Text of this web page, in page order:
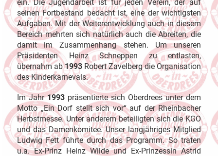
ein. Die Jugendarbeit ist für jeden Verein, der auf
seinen Fortbestand bedacht ist, eine der wichtigsten
Aufgaben. Mit der Weiterentwicklung auch in diesem
Bereich mehrten sich natürlich auch die Abreiten, die
damit im Zusammenhang stehen. Um unseren
Präsidenten Heinz Schneppen zu entlasten,
übernahm ab1993 Robert Zavelberg die Organisation
des Kinderkarnevals.
Im Jahr1993 präsentierte sich Oberdrees unter dem
Motto „Ein Dorf stellt sich vor“ auf der Rheinbacher
Herbstmesse. Unter anderem beteiligten sich die KGO
und das Damenkomitee. Unser langjähriges Mitglied
Ludwig Fett führte durch das Programm. So traten
u.a. Ex-Prinz Heinz Wilde und Ex-Prinzessin Astrid